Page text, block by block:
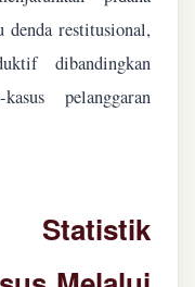
restitusional,
dibandingkan
pelanggaran